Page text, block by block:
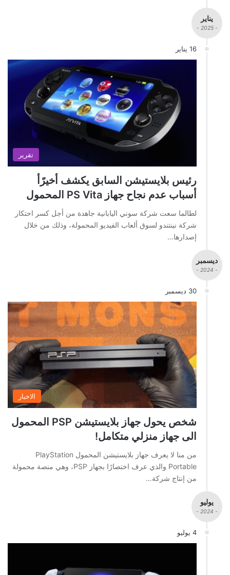
يناير
- 2025 -
16 يناير
تقرير
رئيس بلايستيشن السابق يكشف أخيرًأ
أسباب عدم نجاح جهاز PS Vita المحمول
لطالما سعت شركة سوني اليابانية جاهدة من أجل كسر احتكار
شركة نينتندو لسوق ألعاب الفيديو المحمولة، وذلك من خلال
إصدارها…
ديسمبر
- 2024 -
30 ديسمبر
الاخبار
شخص يحول جهاز بلايستيشن PSP المحمول
الى جهاز منزلي متكامل!
من منا لا يعرف جهاز بلايستيشن المحمول PlayStation
Portable والذي عرف اختصارًا بجهاز PSP، وهي منصة محمولة
من إنتاج شركة…
يوليو
- 2024 -
4 يوليو